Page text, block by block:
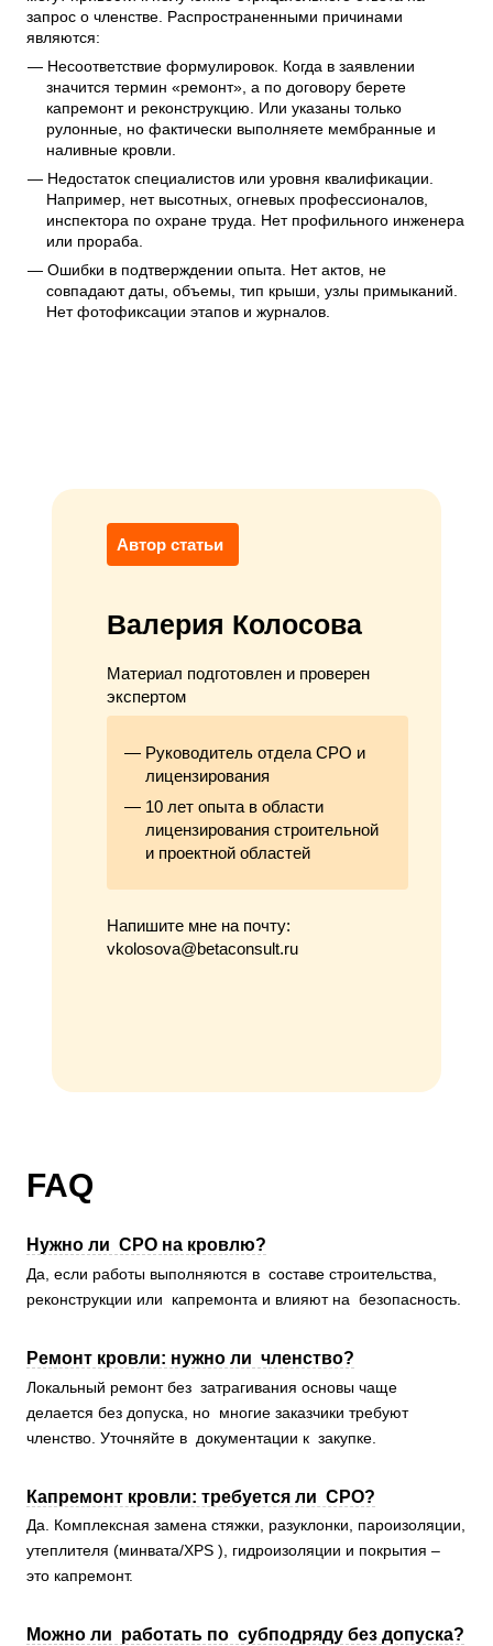
запрос о членстве. Распространенными причинами
являются:
Несоответствие формулировок. Когда в заявлении
значится термин «ремонт», а по договору берете
капремонт и реконструкцию. Или указаны только
рулонные, но фактически выполняете мембранные и
наливные кровли.
Недостаток специалистов или уровня квалификации.
Например, нет высотных, огневых профессионалов,
инспектора по охране труда. Нет профильного инженера
или прораба.
Ошибки в подтверждении опыта. Нет актов, не
совпадают даты, объемы, тип крыши, узлы примыканий.
Нет фотофиксации этапов и журналов.
Автор статьи
Валерия Колосова
Материал подготовлен и проверен
экспертом
Руководитель отдела СРО и
лицензирования
10 лет опыта в области
лицензирования строительной
и проектной областей
Напишите мне на почту:
vkolosova@betaconsult.ru
FAQ
Нужно ли СРО на кровлю?
Да, если работы выполняются в составе строительства,
реконструкции или капремонта и влияют на безопасность.
Ремонт кровли: нужно ли членство?
Локальный ремонт без затрагивания основы чаще
делается без допуска, но многие заказчики требуют
членство. Уточняйте в документации к закупке.
Капремонт кровли: требуется ли СРО?
Да. Комплексная замена стяжки, разуклонки, пароизоляции,
утеплителя (минвата/XPS ), гидроизоляции и покрытия –
это капремонт.
Можно ли работать по субподряду без допуска?